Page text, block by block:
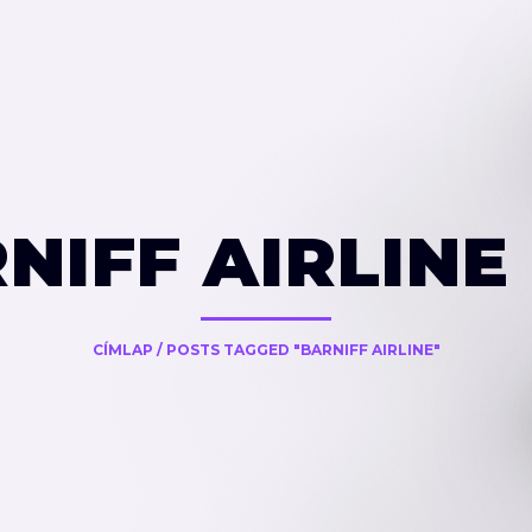
AIRLINE
CÍMLAP / POSTS TAGGED "BARNIFF AIRLINE"